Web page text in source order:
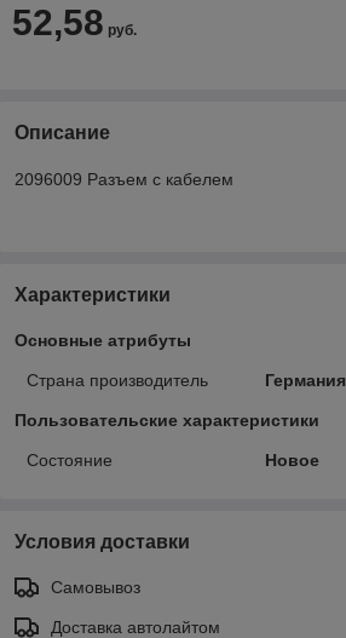
52,58 руб.
Описание
2096009 Разъем с кабелем
Характеристики
Основные атрибуты
Страна производитель Германия
Пользовательские характеристики
Состояние Новое
Условия доставки
Самовывоз
Доставка автолайтом